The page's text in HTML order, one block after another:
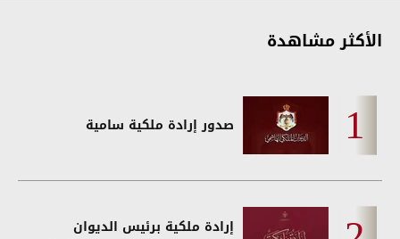
الأكثر مشاهدة
صدور إرادة ملكية سامية
إرادة ملكية برئيس الديوان